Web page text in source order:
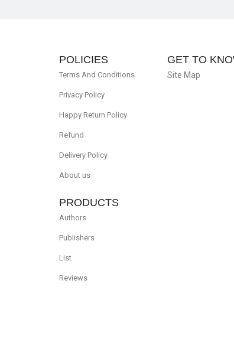
POLICIES
Terms And Conditions
Privacy Policy
Happy Return Policy
Refund
Delivery Policy
About us
PRODUCTS
Authors
Publishers
List
Reviews
GET TO
Site Map